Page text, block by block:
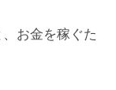
お金を稼ぐた